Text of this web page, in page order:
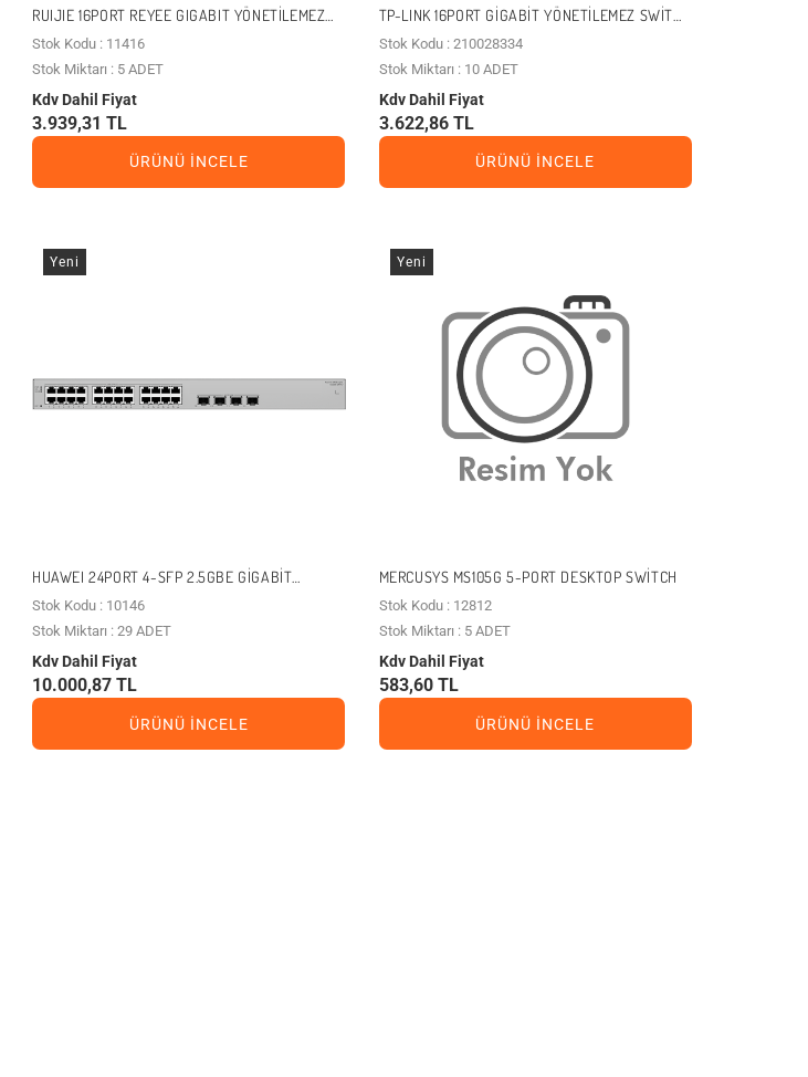
RUIJIE 16PORT REYEE GIGABIT YÖNETILEMEZ
SWITCH ÇELIK KASA RG-ES116G-L
Stok Kodu : 11416
Stok Miktarı : 5 ADET
Kdv Dahil Fiyat
3.939,31 TL
ÜRÜNÜ İNCELE
TP-LINK 16PORT GIGABIT YÖNETILEMEZ SWITCH
TL-SG1016
Stok Kodu : 210028334
Stok Miktarı : 10 ADET
Kdv Dahil Fiyat
3.622,86 TL
ÜRÜNÜ İNCELE
Yeni
HUAWEI 24PORT 4-SFP 2.5GBE GIGABIT
YÖNETILEBILIR SWITCH EKIT S220S-24T4J
Stok Kodu : 10146
Stok Miktarı : 29 ADET
Kdv Dahil Fiyat
10.000,87 TL
ÜRÜNÜ İNCELE
Yeni
MERCUSYS MS105G 5-PORT DESKTOP SWITCH
Stok Kodu : 12812
Stok Miktarı : 5 ADET
Kdv Dahil Fiyat
583,60 TL
ÜRÜNÜ İNCELE